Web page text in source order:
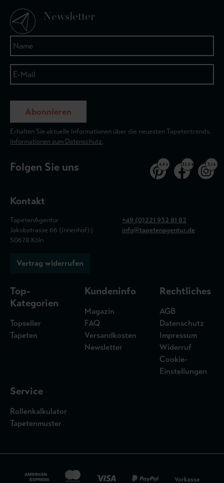
Newsletter
Abonnieren
Erhalten Sie aktuelle Informationen über die neuesten Tapetentrends.
Informationen zum Datenschutz.
Folgen Sie uns 4,9 k 32,5 k 3,1 k
Kontakt
TapetenAgentur
Jakobstrasse 66 (Innenhof) |
50678 Köln
+49 (0)221 932 81 82
info@tapetenagentur.de
Vertrag widerrufen
Top-
Kategorien
Topseller
Tapeten
Kundeninfo
Magazin
FAQ
Versandkosten
Newsletter
Rechtliches
AGB
Datenschutz
Impressum
Widerruf
Cookie-
Einstellungen
Service
Rollenkalkulator
Tapetenmuster